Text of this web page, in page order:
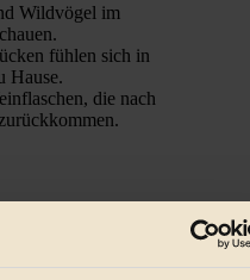
Wildvögel im
fühlen sich in
Hause.
die nach